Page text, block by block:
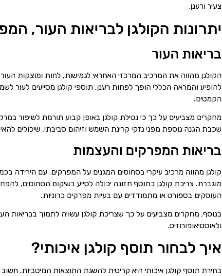
צעיר ורענן.
יתרונות הקולגן לבריאות העור,
בריאות העור
הקולגן מהווה את המרכיב המרכזי האחראי לגמישות, לחות ומוצקות
להופיע והמראה הכללי הופך לפחות רענן. תוספי קולגן מסייעים
הקמטים.
מחקרים מצביעים על כך כי נטילת קולגן באופן קבוע תורמת לשיפור
שכבת הגנה נוספת מפני נזקי קרינת השמש וזיהום סביבתי, שיכולים
בריאות המפרקים והעצמות
קולגן מהווה מרכיב עיקרי בסחוסים המגנים על המפרקים. עם הירידה
מוגברת. צריכת קולגן כתוסף תזונה יכולה לסייע בשיקום הסחוסים,
העוסקים בספורט או מתמודדים עם בעיות מפרקים כרוניות.
בנוסף, מחקרים מצביעים על כך שצריכת קולגן עשויה לתמוך בבריאות
ולאוסטיאופורוזיס.
איך לבחור תוסף קולגן איכותי?
בחירת תוסף קולגן איכותי היא קריטית להשגת התוצאות המיטביות. חשוב